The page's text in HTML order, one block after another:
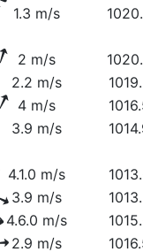
1.3 m/s
2 m/s
2.2 m/s
4 m/s
3.9 m/s
4.1.0 m/s
3.9 m/s
4.6.0 m/s
2.9 m/s